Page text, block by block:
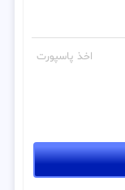
اخذ پاسپورت